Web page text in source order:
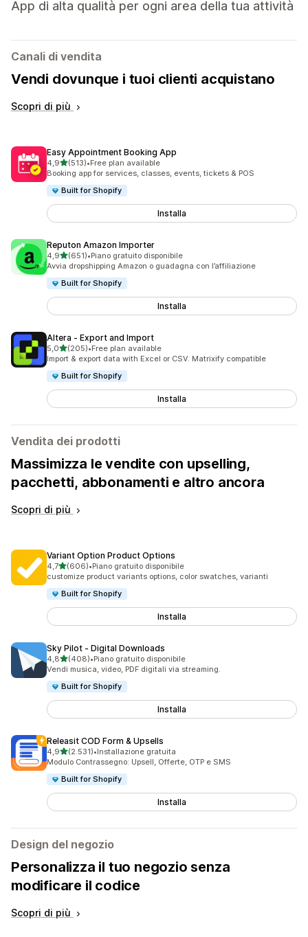
App di alta qualità per ogni area della tua attività
Canali di vendita
Vendi dovunque i tuoi clienti acquistano
Scopri di più
Easy Appointment Booking App
4,9stelle su 5
(513)
513 recensioni totali
•Free plan available
Booking app for services, classes, events, tickets & POS
Built for Shopify
Installa
Reputon Amazon Importer
4,9stelle su 5
(651)
651 recensioni totali
•Piano gratuito disponibile
Avvia dropshipping Amazon o guadagna con l’affiliazione
Built for Shopify
Installa
Altera ‑ Export and Import
5,0stelle su 5
(205)
205 recensioni totali
•Free plan available
Import & export data with Excel or CSV. Matrixify compatible
Built for Shopify
Installa
Vendita dei prodotti
Massimizza le vendite con upselling,
pacchetti, abbonamenti e altro ancora
Scopri di più
Variant Option Product Options
4,7stelle su 5
(606)
606 recensioni totali
•Piano gratuito disponibile
customize product variants options, color swatches, varianti
Built for Shopify
Installa
Sky Pilot ‑ Digital Downloads
4,8stelle su 5
(408)
408 recensioni totali
•Piano gratuito disponibile
Vendi musica, video, PDF digitali via streaming.
Built for Shopify
Installa
Releasit COD Form & Upsells
4,9stelle su 5
(2.531)
2531 recensioni totali
•Installazione gratuita
Modulo Contrassegno: Upsell, Offerte, OTP e SMS
Built for Shopify
Installa
Design del negozio
Personalizza il tuo negozio senza
modificare il codice
Scopri di più